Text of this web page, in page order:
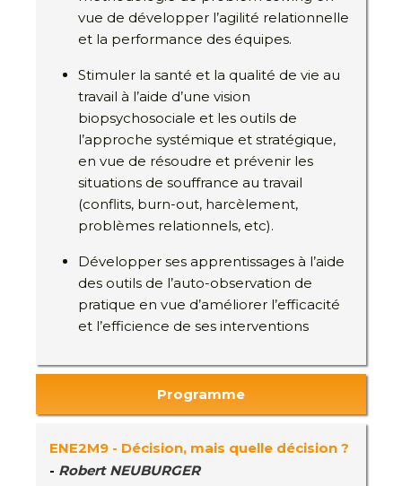
vue de développer l’agilité relationnelle
et la performance des équipes.
Stimuler la santé et la qualité de vie au
travail à l’aide d’une vision
biopsychosociale et les outils de
l’approche systémique et stratégique,
en vue de résoudre et prévenir les
situations de souffrance au travail
(conflits, burn-out, harcèlement,
problèmes relationnels, etc).
Développer ses apprentissages à l’aide
des outils de l’auto-observation de
pratique en vue d’améliorer l’efficacité
et l’efficience de ses interventions
Programme
ENE2M9 - Décision, mais quelle décision ?
- Robert NEUBURGER